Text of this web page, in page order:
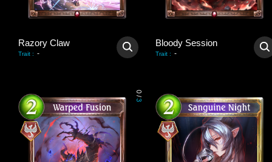
Razory Claw
Trait : -
Bloody Session
Trait : -
0
/
3